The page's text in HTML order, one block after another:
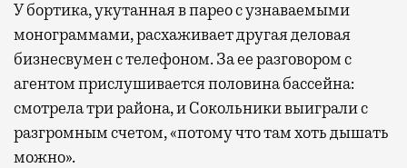
У бортика, укутанная в парео с узнаваемыми
монограммами, расхаживает другая деловая
бизнесвумен с телефоном. За ее разговором с
агентом прислушивается половина бассейна:
смотрела три района, и Сокольники выиграли с
разгромным счетом, «потому что там хоть дышать
можно».